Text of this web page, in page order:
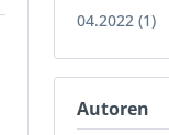
04.2022 (1)
Autoren